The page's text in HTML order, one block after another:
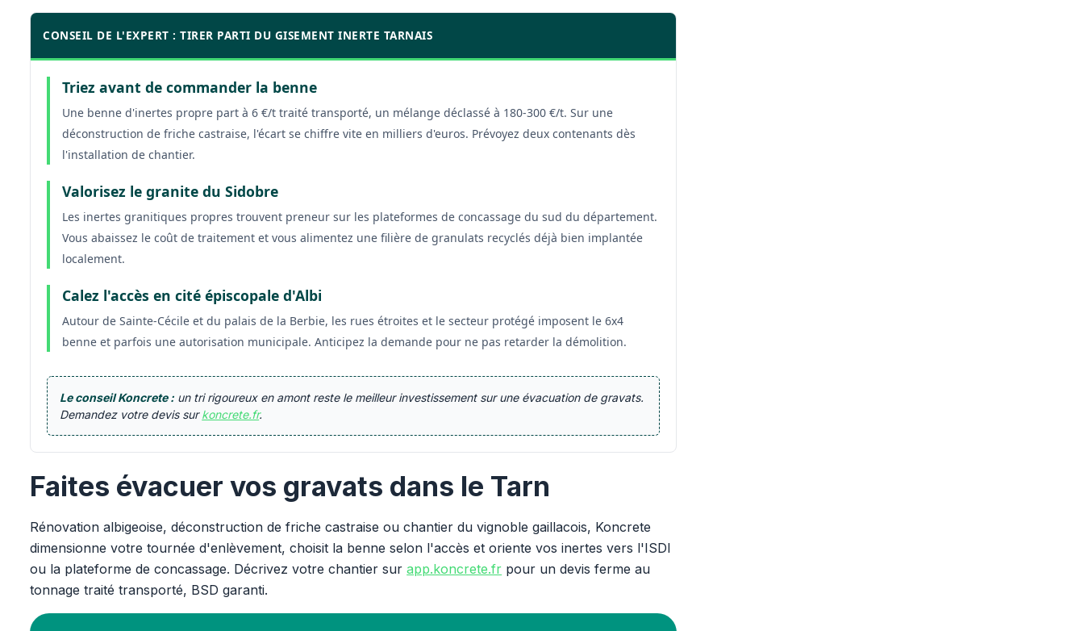
CONSEIL DE L'EXPERT : TIRER PARTI DU GISEMENT INERTE TARNAIS
Triez avant de commander la benne
Une benne d'inertes propre part à 6 €/t traité transporté, un mélange déclassé à 180-300 €/t. Sur une
déconstruction de friche castraise, l'écart se chiffre vite en milliers d'euros. Prévoyez deux contenants dès
l'installation de chantier.
Valorisez le granite du Sidobre
Les inertes granitiques propres trouvent preneur sur les plateformes de concassage du sud du département.
Vous abaissez le coût de traitement et vous alimentez une filière de granulats recyclés déjà bien implantée
localement.
Calez l'accès en cité épiscopale d'Albi
Autour de Sainte-Cécile et du palais de la Berbie, les rues étroites et le secteur protégé imposent le 6x4
benne et parfois une autorisation municipale. Anticipez la demande pour ne pas retarder la démolition.
Le conseil Koncrete : un tri rigoureux en amont reste le meilleur investissement sur une évacuation de gravats.
Demandez votre devis surkoncrete.fr.
Faites évacuer vos gravats dans le Tarn
Rénovation albigeoise, déconstruction de friche castraise ou chantier du vignoble gaillacois, Koncrete
dimensionne votre tournée d'enlèvement, choisit la benne selon l'accès et oriente vos inertes vers l'ISDI
ou la plateforme de concassage. Décrivez votre chantier surapp.koncrete.fr pour un devis ferme au
tonnage traité transporté, BSD garanti.